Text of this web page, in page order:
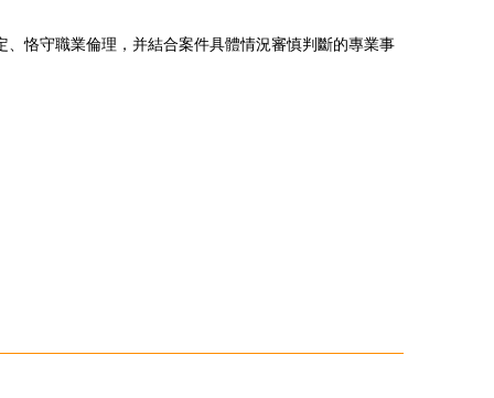
、恪守職業倫理，并結合案件具體情況審慎判斷的專業事